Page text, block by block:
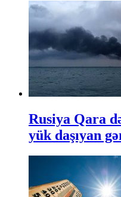
Rusiya Qara
yük daşıyan